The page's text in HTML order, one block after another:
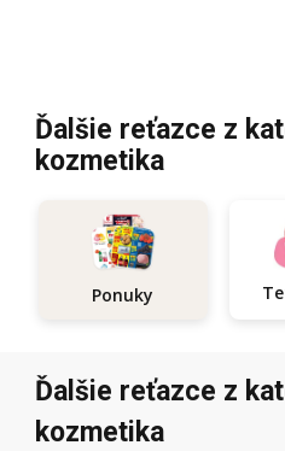
Ďalšie reťazce z
kozmetika
Ponuky
Ďalšie reťazce z
kozmetika